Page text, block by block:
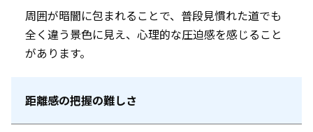
周囲が暗闇に包まれることで、普段見慣れた道でも
全く違う景色に見え、心理的な圧迫感を感じること
があります。
距離感の把握の難しさ